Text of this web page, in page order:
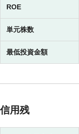
ROE
単元株数
最低投資金額
信用残